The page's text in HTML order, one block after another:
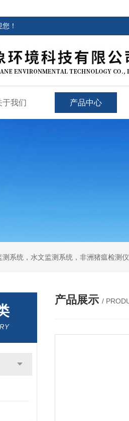
！
于我们 产品中心
系统，水文监测系统，非洲猪瘟检测
产品展示 /